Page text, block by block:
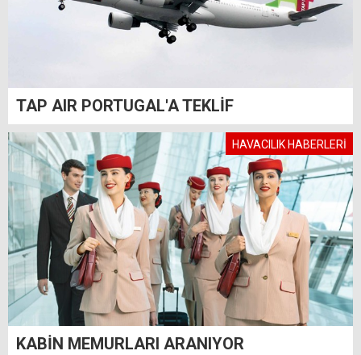
TAP AIR PORTUGAL'A TEKLİF
HAVACILIK HABERLERİ
KABİN MEMURLARI ARANIYOR